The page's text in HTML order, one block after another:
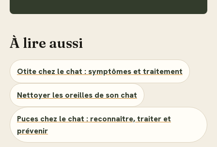
À lire aussi
Otite chez le chat : symptômes et traitement
Nettoyer les oreilles de son chat
Puces chez le chat : reconnaître, traiter et
prévenir